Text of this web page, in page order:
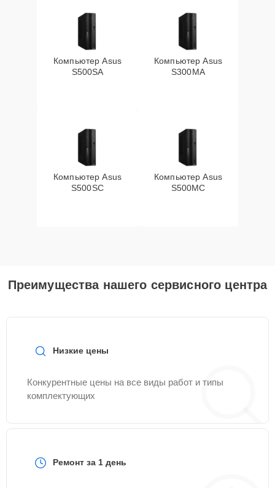
Компьютер Asus
S500SA
Компьютер Asus
S300MA
Компьютер Asus
S500SC
Компьютер Asus
S500MC
Преимущества нашего сервисного центра
Низкие цены
Конкурентные цены на все виды работ и типы
комплектующих
Ремонт за 1 день